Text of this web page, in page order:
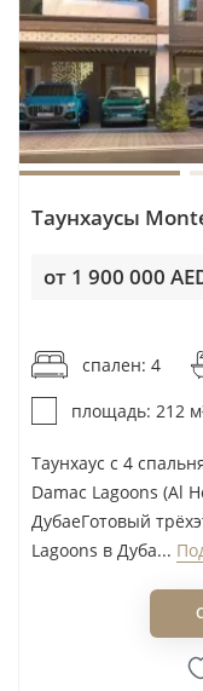
Таунхаусы
от 1 900 000
спален: 4
площадь: 212
Таунхаус с 4
Damac Lagoons (Al
ДубаеГотовый
Lagoons в Дуба...